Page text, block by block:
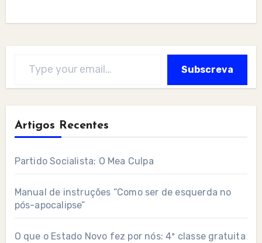
Subscreva
Artigos Recentes
Partido Socialista: O Mea Culpa
Manual de instruções “Como ser de esquerda no
pós-apocalipse”
O que o Estado Novo fez por nós: 4ª classe gratuita